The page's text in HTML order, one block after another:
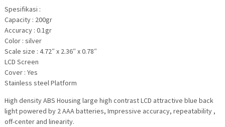
Spesifikasi :
Capacity : 200gr
Accuracy : 0.1gr
Color : silver
Scale size : 4.72″ x 2.36″ x 0.78″
LCD Screen
Cover : Yes
Stainless steel Platform
High density ABS Housing large high contrast LCD attractive blue back
light powered by 2 AAA batteries, Impressive accuracy, repeatability ,
off-center and linearity.